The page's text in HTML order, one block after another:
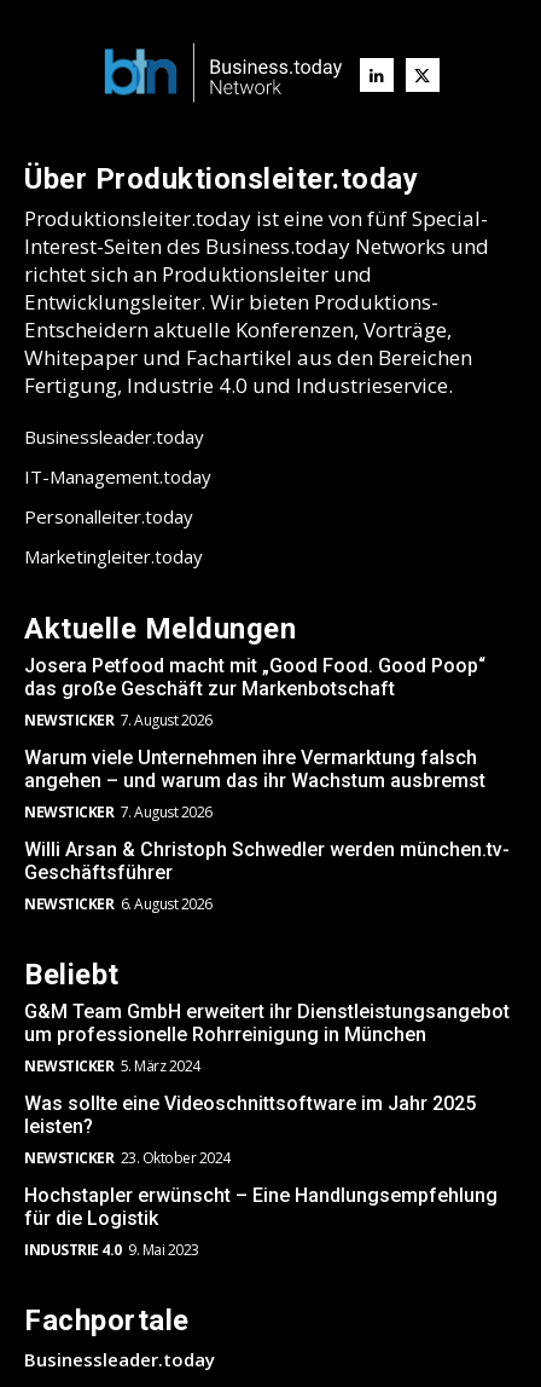
Über Produktionsleiter.today
Produktionsleiter.today ist eine von fünf Special-
Interest-Seiten des Business.today Networks und
richtet sich an Produktionsleiter und
Entwicklungsleiter. Wir bieten Produktions-
Entscheidern aktuelle Konferenzen, Vorträge,
Whitepaper und Fachartikel aus den Bereichen
Fertigung, Industrie 4.0 und Industrieservice.
Businessleader.today
IT-Management.today
Personalleiter.today
Marketingleiter.today
Aktuelle Meldungen
Josera Petfood macht mit „Good Food. Good Poop“
das große Geschäft zur Markenbotschaft
NEWSTICKER 7. August 2026
Warum viele Unternehmen ihre Vermarktung falsch
angehen – und warum das ihr Wachstum ausbremst
NEWSTICKER 7. August 2026
Willi Arsan & Christoph Schwedler werden münchen.tv-
Geschäftsführer
NEWSTICKER 6. August 2026
Beliebt
G&M Team GmbH erweitert ihr Dienstleistungsangebot
um professionelle Rohrreinigung in München
NEWSTICKER 5. März 2024
Was sollte eine Videoschnittsoftware im Jahr 2025
leisten?
NEWSTICKER 23. Oktober 2024
Hochstapler erwünscht – Eine Handlungsempfehlung
für die Logistik
INDUSTRIE 4.0 9. Mai 2023
Fachportale
Businessleader.today